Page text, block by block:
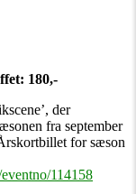
180,-
der
fra september
for sæson
114158